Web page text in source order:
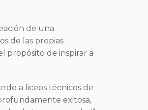
de una
de las propias
propósito de inspirar a
a liceos técnicos de
exitosa,